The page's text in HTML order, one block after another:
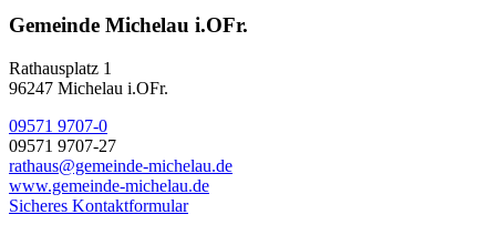
Gemeinde Michelau i.OFr.
Rathausplatz 1
96247 Michelau i.OFr.
09571 9707-0
09571 9707-27
rathaus@gemeinde-michelau.de
www.gemeinde-michelau.de
Sicheres Kontaktformular